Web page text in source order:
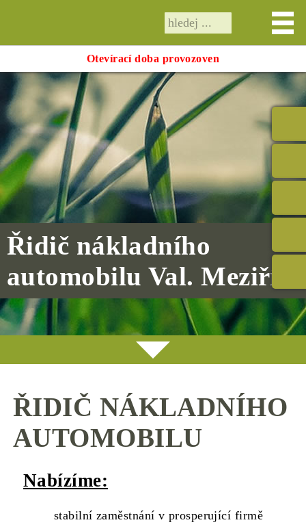
Otevírací doba provozoven
Řidič nákladního
automobilu Val. Meziříčí
ŘIDIČ NÁKLADNÍHO
AUTOMOBILU
Nabízíme:
stabilní zaměstnání v prosperující firmě